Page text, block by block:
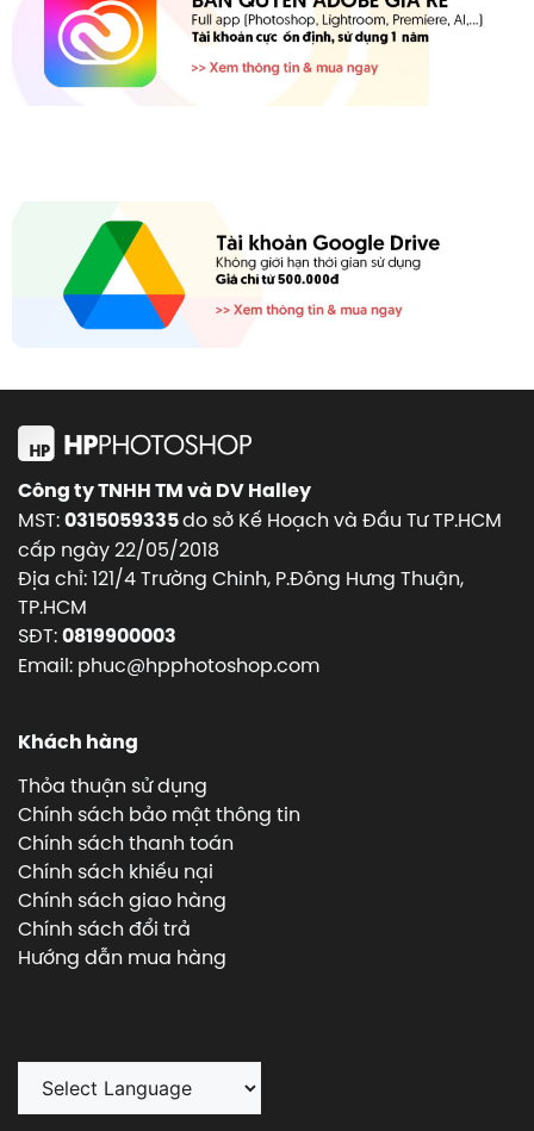
Công ty TNHH TM và DV Halley
MST:0315059335do sở Kế Hoạch và Đầu Tư TP.HCM
cấp ngày 22/05/2018
Địa chỉ: 121/4 Trường Chinh, P.Đông Hưng Thuận,
TP.HCM
SĐT:0819900003
Email: phuc@hpphotoshop.com
Khách hàng
Thỏa thuận sử dụng
Chính sách bảo mật thông tin
Chính sách thanh toán
Chính sách khiếu nại
Chính sách giao hàng
Chính sách đổi trả
Hướng dẫn mua hàng